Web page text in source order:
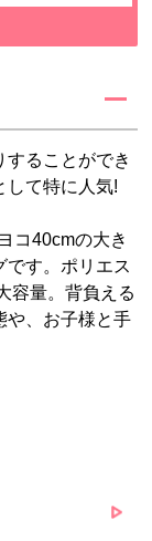
ることができ
して特に人気!
コ40cmの大き
です。ポリエス
容量。背負える
や、お子様と手